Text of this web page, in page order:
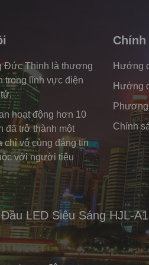
Đức Thịnh là thương
trong lĩnh vực điện
hoạt động hơn 10
đã trở thành một
chỉ vô cùng đáng tin
với người tiêu
Hướng
Hướng
Chính
LED Siêu Sáng HJL-